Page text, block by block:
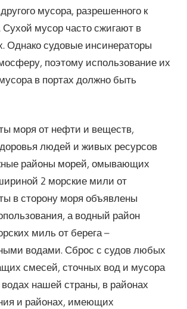
мусора, разрешенного к
Сухой мусор часто сжигают в
Однако судовые инсинераторы
поэтому использование их
в портах должно быть
моря от нефти и веществ,
людей и живых ресурсов
районы морей, омывающих
2 морские мили от
в сторону моря объявлены
а водный район
миль от берега –
водами. Сброс с судов любых
смесей, сточных вод и мусора
водах нашей страны, в районах
и районах, имеющих